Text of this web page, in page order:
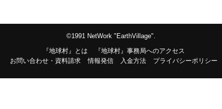
©1991 NetWork "EarthVillage".
『地球村』とは
『地球村』事務局へのアクセス
お問い合わせ・資料請求
情報発信 入金方法 プライバシーポリシー